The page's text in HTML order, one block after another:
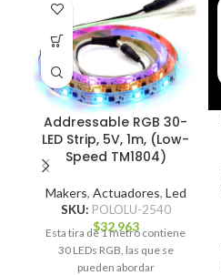
Addressable RGB 30-
LED Strip, 5V, 1m, (Low-
Speed TM1804)
Makers, Actuadores, Led
SKU: POLOLU-2540
$32.963
Esta tira de 1 metro contiene
30 LEDs RGB, las que se
pueden abordar